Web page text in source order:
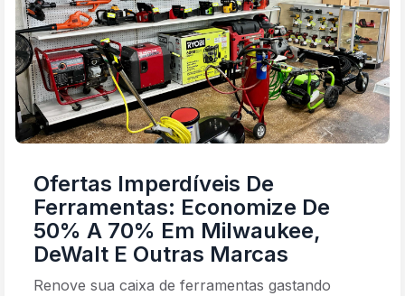
Ofertas Imperdíveis De
Ferramentas: Economize De
50% A 70% Em Milwaukee,
DeWalt E Outras Marcas
Renove sua caixa de ferramentas gastando